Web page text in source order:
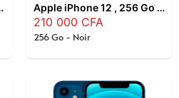
, Bleu nuit Apple iPhone 12 , 256 Go , Noir
210 000 CFA
256 Go - Noir